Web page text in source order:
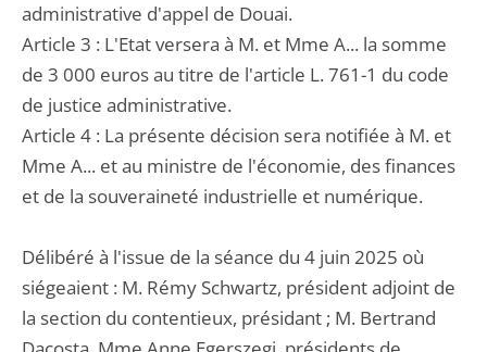
administrative d'appel de Douai.
Article 3 : L'Etat versera à M. et Mme A... la somme
de 3 000 euros au titre de l'article L. 761-1 du code
de justice administrative.
Article 4 : La présente décision sera notifiée à M. et
Mme A... et au ministre de l'économie, des finances
et de la souveraineté industrielle et numérique.
Délibéré à l'issue de la séance du 4 juin 2025 où
siégeaient : M. Rémy Schwartz, président adjoint de
la section du contentieux, présidant ; M. Bertrand